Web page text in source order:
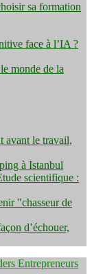
sa formation
face à l’IA ?
monde de la
avant le travail,
à Istanbul
scientifique :
"chasseur de
d’échouer,
Entrepreneurs